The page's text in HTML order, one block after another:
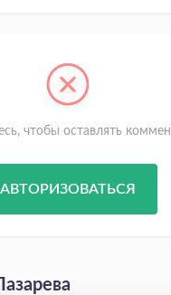
чтобы оставлять
АВТОРИЗОВАТЬСЯ